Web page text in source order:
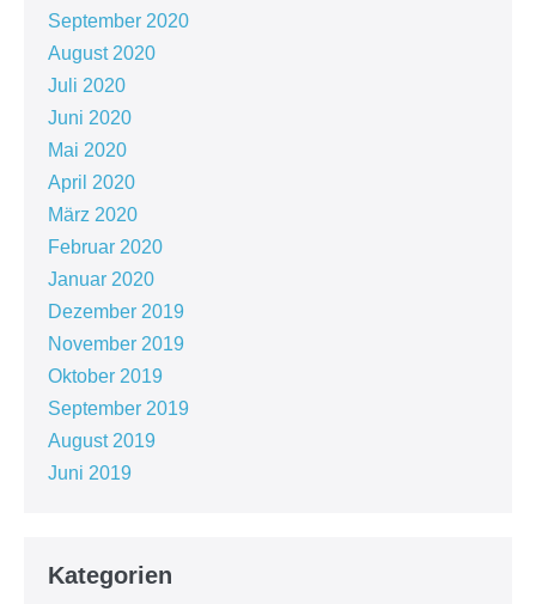
September 2020
August 2020
Juli 2020
Juni 2020
Mai 2020
April 2020
März 2020
Februar 2020
Januar 2020
Dezember 2019
November 2019
Oktober 2019
September 2019
August 2019
Juni 2019
Kategorien